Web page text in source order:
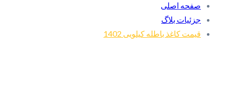
صفحه اصلی
جزئیات بلاگ
قیمت کاغذ باطله کیلویی 1402